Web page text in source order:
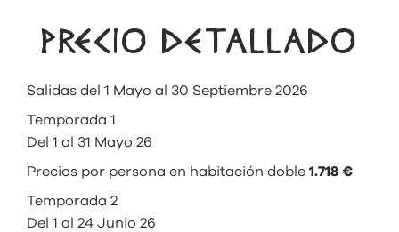
PRECIO DETALLADO
Salidas del 1 Mayo al 30 Septiembre 2026
Temporada 1
Del 1 al 31 Mayo 26
Precios por persona en habitación doble 1.718 €
Temporada 2
Del 1 al 24 Junio 26